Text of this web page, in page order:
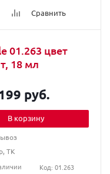
Сравнить
01.263 цвет
18 мл
руб.
В корзину
ТК
Код: 01.263